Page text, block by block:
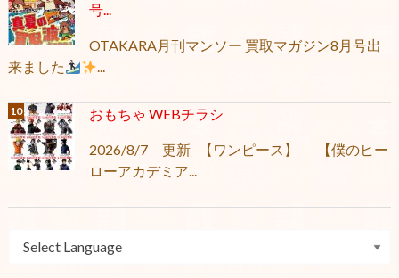
号...
OTAKARA月刊マンソー 買取マガジン8月号出
来ました
...
おもちゃ WEBチラシ
2026/8/7 更新 【ワンピース】 【僕のヒー
ローアカデミア...